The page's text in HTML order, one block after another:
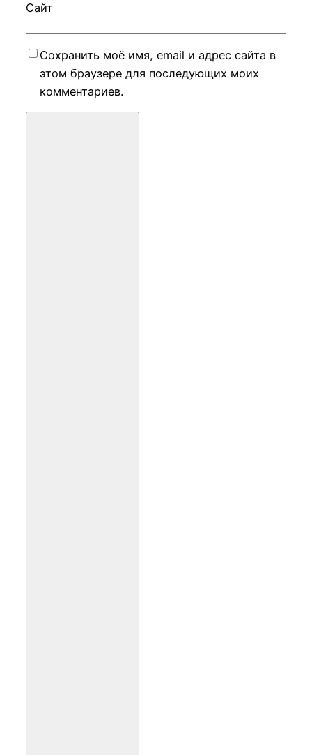
Сайт
Сохранить моё имя, email и адрес сайта в
этом браузере для последующих моих
комментариев.